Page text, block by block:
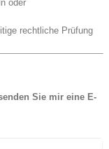
oder
rechtliche Prüfung
Sie mir eine E-